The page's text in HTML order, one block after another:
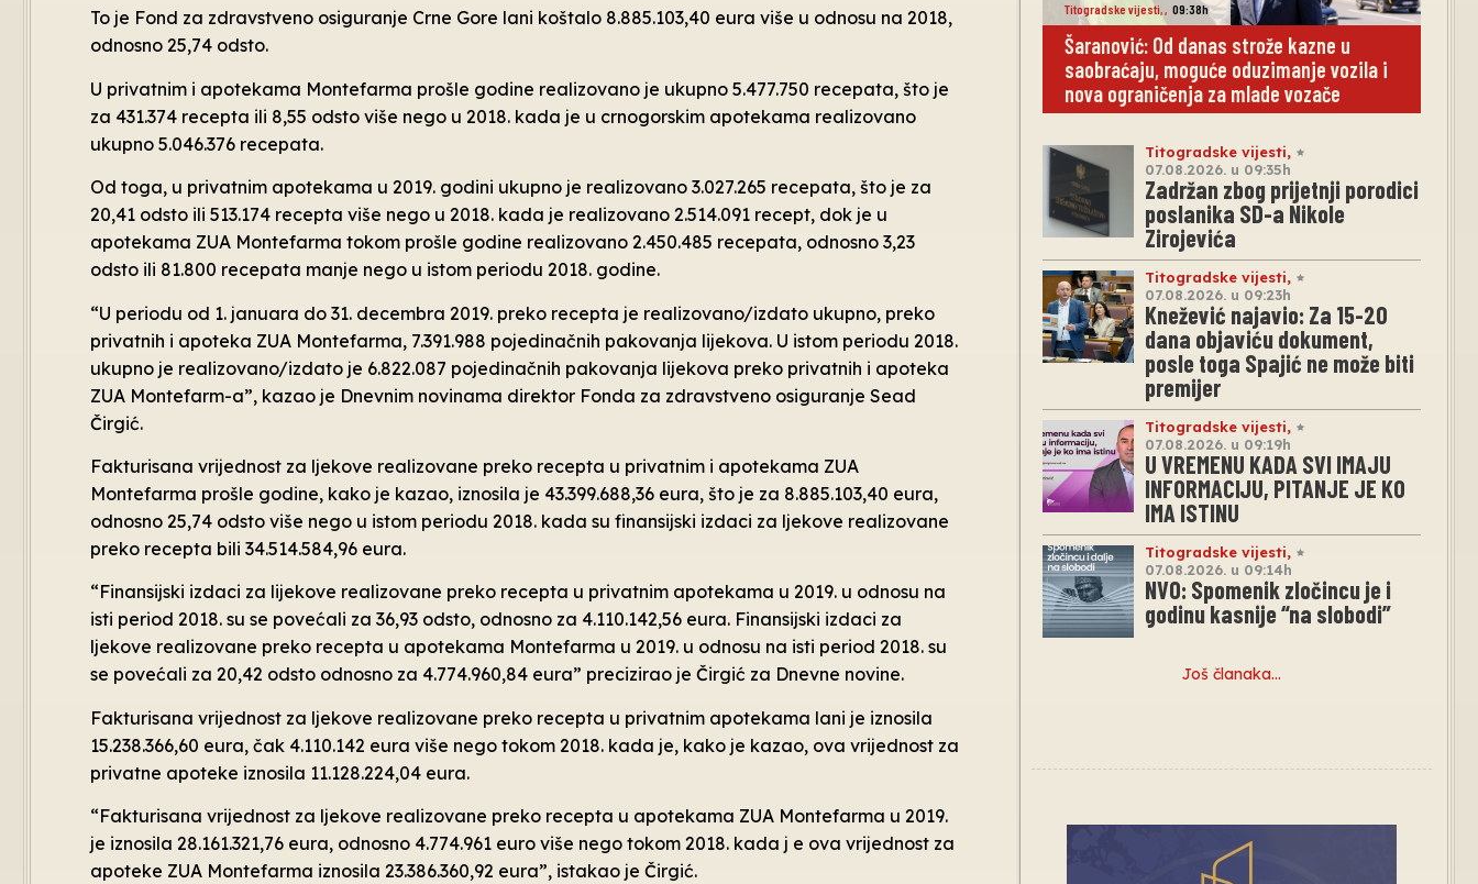
To je Fond za zdravstveno osiguranje Crne Gore lani koštalo 8.885.103,40 eura više u odnosu na 2018,
odnosno 25,74 odsto.
U privatnim i apotekama Montefarma prošle godine realizovano je ukupno 5.477.750 recepata, što je
za 431.374 recepta ili 8,55 odsto više nego u 2018. kada je u crnogorskim apotekama realizovano
ukupno 5.046.376 recepata.
Od toga, u privatnim apotekama u 2019. godini ukupno je realizovano 3.027.265 recepata, što je za
20,41 odsto ili 513.174 recepta više nego u 2018. kada je realizovano 2.514.091 recept, dok je u
apotekama ZUA Montefarma tokom prošle godine realizovano 2.450.485 recepata, odnosno 3,23
odsto ili 81.800 recepata manje nego u istom periodu 2018. godine.
“U periodu od 1. januara do 31. decembra 2019. preko recepta je realizovano/izdato ukupno, preko
privatnih i apoteka ZUA Montefarma, 7.391.988 pojedinačnih pakovanja lijekova. U istom periodu 2018.
ukupno je realizovano/izdato je 6.822.087 pojedinačnih pakovanja lijekova preko privatnih i apoteka
ZUA Montefarm-a”, kazao je Dnevnim novinama direktor Fonda za zdravstveno osiguranje Sead
Čirgić.
Fakturisana vrijednost za ljekove realizovane preko recepta u privatnim i apotekama ZUA
Montefarma prošle godine, kako je kazao, iznosila je 43.399.688,36 eura, što je za 8.885.103,40 eura,
odnosno 25,74 odsto više nego u istom periodu 2018. kada su finansijski izdaci za ljekove realizovane
preko recepta bili 34.514.584,96 eura.
“Finansijski izdaci za lijekove realizovane preko recepta u privatnim apotekama u 2019. u odnosu na
isti period 2018. su se povećali za 36,93 odsto, odnosno za 4.110.142,56 eura. Finansijski izdaci za
ljekove realizovane preko recepta u apotekama Montefarma u 2019. u odnosu na isti period 2018. su
se povećali za 20,42 odsto odnosno za 4.774.960,84 eura” precizirao je Čirgić za Dnevne novine.
Fakturisana vrijednost za ljekove realizovane preko recepta u privatnim apotekama lani je iznosila
15.238.366,60 eura, čak 4.110.142 eura više nego tokom 2018. kada je, kako je kazao, ova vrijednost za
privatne apoteke iznosila 11.128.224,04 eura.
“Fakturisana vrijednost za ljekove realizovane preko recepta u apotekama ZUA Montefarma u 2019.
je iznosila 28.161.321,76 eura, odnosno 4.774.961 euro više nego tokom 2018. kada j e ova vrijednost za
apoteke ZUA Montefarma iznosila 23.386.360,92 eura”, istakao je Čirgić.
Titogradske vijesti,, 09:38h
Šaranović: Od danas strože kazne u
saobraćaju, moguće oduzimanje vozila i
nova ograničenja za mlade vozače
Titogradske vijesti,
07.08.2026. u 09:35h
Zadržan zbog prijetnji porodici
poslanika SD-a Nikole
Zirojevića
Titogradske vijesti,
07.08.2026. u 09:23h
Knežević najavio: Za 15-20
dana objaviću dokument,
posle toga Spajić ne može biti
premijer
Titogradske vijesti,
07.08.2026. u 09:19h
U VREMENU KADA SVI IMAJU
INFORMACIJU, PITANJE JE KO
IMA ISTINU
Titogradske vijesti,
07.08.2026. u 09:14h
NVO: Spomenik zločincu je i
godinu kasnije “na slobodi”
Još članaka…